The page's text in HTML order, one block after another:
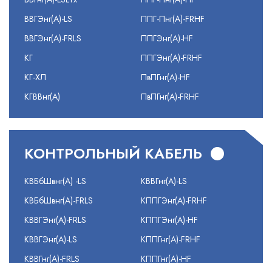
ВВГЭнг(А)-LS
ВВГЭнг(А)-FRLS
КГ
КГ-ХЛ
КГВВнг(А)
ППГ-Пнг(А)-FRHF
ППГЭнг(А)-HF
ППГЭнг(А)-FRHF
ПвПГнг(А)-HF
ПвПГнг(А)-FRHF
КОНТРОЛЬНЫЙ КАБЕЛЬ
КВБбШвнг(А) -LS
КВБбШвнг(А)-FRLS
КВВГЭнг(А)-FRLS
КВВГЭнг(А)-LS
КВВГнг(А)-FRLS
КВВГнг(А)-LS
КППГЭнг(А)-FRHF
КППГЭнг(А)-HF
КППГнг(А)-FRHF
КППГнг(А)-HF